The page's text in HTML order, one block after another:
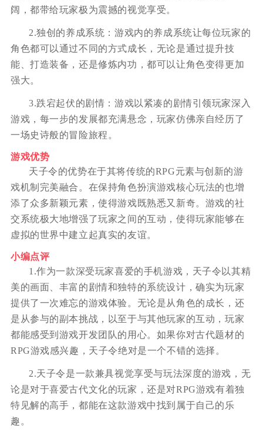
阔，都带给玩家极为震撼的视觉享受。
2.独创的养成系统：游戏内的养成系统让每位玩家的
角色都可以通过不同的方式成长，无论是通过提升技
能、打造装备，还是修炼内功，都可以让角色变得更加
强大。
3.跌宕起伏的剧情：游戏以紧凑的剧情引领玩家深入
游戏，每一步的发展都充满悬念，玩家仿佛亲自经历了
一场史诗般的冒险旅程。
游戏优势
天子令的优势在于其将传统的RPG元素与创新的游
戏机制完美融合。在保持角色扮演游戏核心玩法的也增
添了众多新颖元素，使得游戏既熟悉又新奇。游戏的社
交系统极大地增强了玩家之间的互动，使得玩家能够在
虚拟的世界中建立起真实的友谊。
小编点评
1.作为一款深受玩家喜爱的手机游戏，天子令以其精
美的画面、丰富的剧情和独特的系统设计，确实为玩家
提供了一次难忘的游戏体验。无论是从角色的成长，还
是从参与的副本挑战，以至于与其他玩家的互动，玩家
都能感受到游戏开发团队的用心。如果你对古代题材的
RPG游戏感兴趣，天子令绝对是一个不错的选择。
2.天子令是一款兼具视觉享受与玩法深度的游戏，无
论是对于喜爱古代文化的玩家，还是对RPG游戏有着独
特见解的高手，都能在这款游戏中找到属于自己的乐
趣。